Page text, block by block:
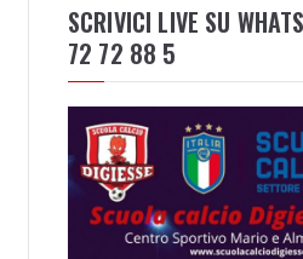
SCRIVICI LIVE SU
72 72 88 5